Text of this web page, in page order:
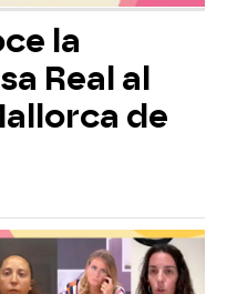
la
Real al
de